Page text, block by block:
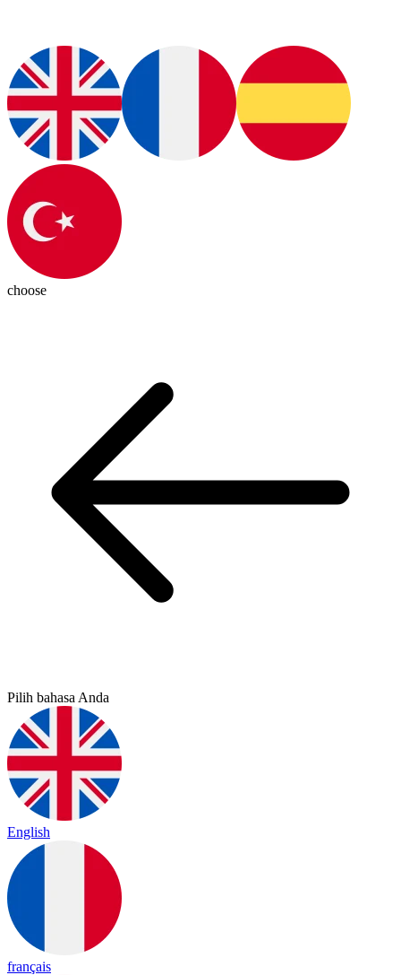
choose
Pilih bahasa Anda
English
français